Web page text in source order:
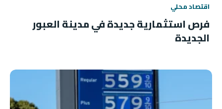
اقتصاد محلي
فرص استثمارية جديدة في مدينة العبور
الجديدة